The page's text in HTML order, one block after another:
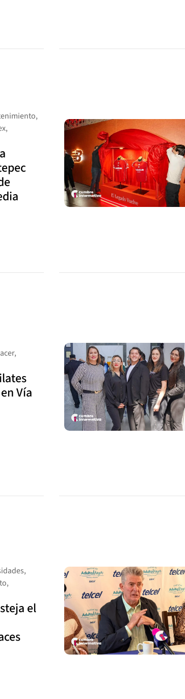
,
,
,
Vía
,
,
el